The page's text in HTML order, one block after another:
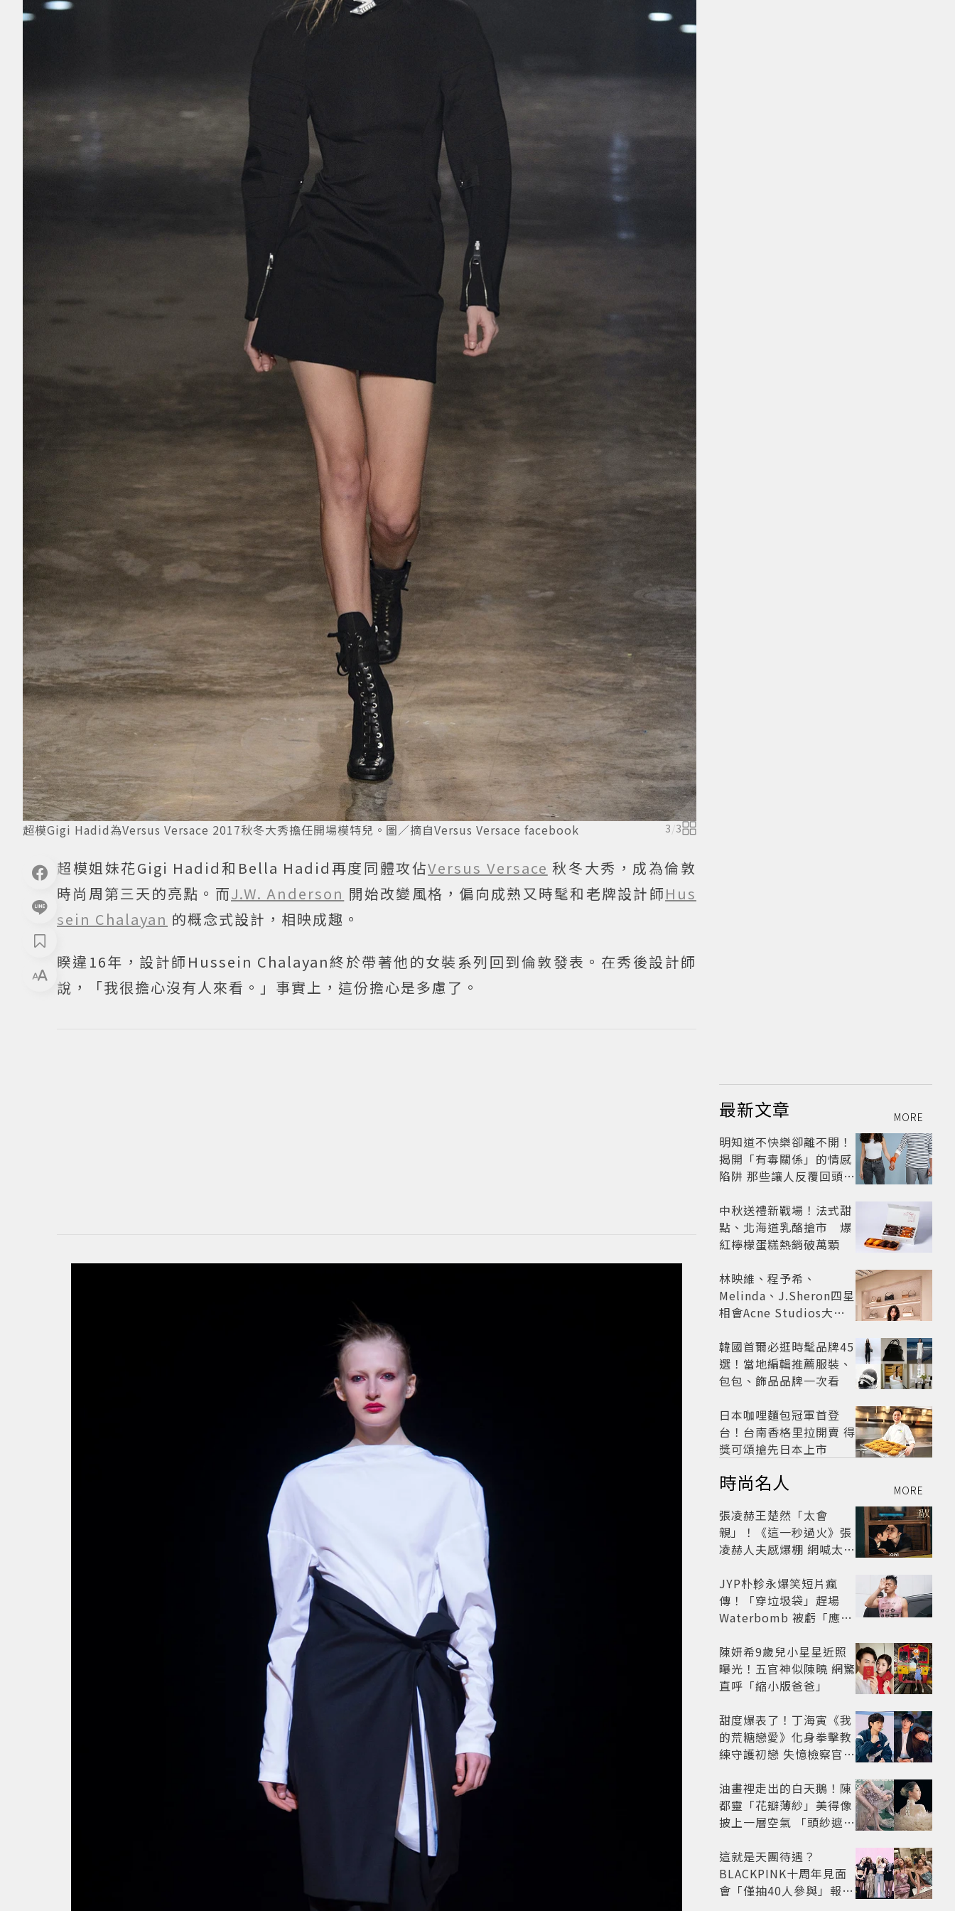
超模Gigi Hadid為Versus Versace 2017秋冬大秀擔任開場模特兒。圖／摘自Versus Versace facebook 3 /3
超模姐妹花Gigi Hadid和Bella Hadid再度同體攻佔Versus Versace 秋冬大秀，成為倫敦
時尚周第三天的亮點。而J.W. Anderson 開始改變風格，偏向成熟又時髦和老牌設計師Hus
sein Chalayan 的概念式設計，相映成趣。
睽違16年，設計師Hussein Chalayan終於帶著他的女裝系列回到倫敦發表。在秀後設計師
說，「我很擔心沒有人來看。」事實上，這份擔心是多慮了。
最新文章 MORE
明知道不快樂卻離不開！
揭開「有毒關係」的情感
陷阱 那些讓人反覆回頭的
戒？
中秋送禮新戰場！法式甜
點、北海道乳酪搶市 爆
紅檸檬蛋糕熱銷破萬顆
林映維、程予希、
Melinda、J.Sheron四星
相會Acne Studios大曬
韓國首爾必逛時髦品牌45
選！當地編輯推薦服裝、
包包、飾品品牌一次看
日本咖哩麵包冠軍首登
台！台南香格里拉開賣 得
獎可頌搶先日本上市
時尚名人 MORE
張凌赫王楚然「太會
親」！《這一秒過火》張
凌赫人夫感爆棚 網喊太有
JYP朴軫永爆笑短片瘋
傳！「穿垃圾袋」趕場
Waterbomb 被虧「應該
陳妍希9歲兒小星星近照
曝光！五官神似陳曉 網驚
直呼「縮小版爸爸」
甜度爆表了！丁海寅《我
的荒糖戀愛》化身拳擊教
練守護初戀 失憶檢察官×
劇
油畫裡走出的白天鵝！陳
都靈「花瓣薄紗」美得像
披上一層空氣 「頭紗遮
太仙
這就是天團待遇？
BLACKPINK十周年見面
會「僅抽40人參與」報名